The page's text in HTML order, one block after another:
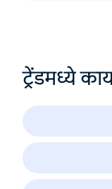
ट्रेंडमध्ये